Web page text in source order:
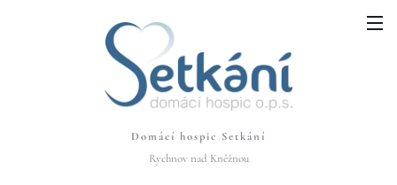
Domácí hospic Setkání
Rychnov nad Kněžnou